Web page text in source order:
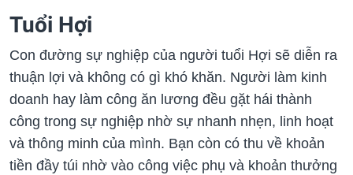
Tuổi Hợi
Con đường sự nghiệp của người tuổi Hợi sẽ diễn ra
thuận lợi và không có gì khó khăn. Người làm kinh
doanh hay làm công ăn lương đều gặt hái thành
công trong sự nghiệp nhờ sự nhanh nhẹn, linh hoạt
và thông minh của mình. Bạn còn có thu về khoản
tiền đầy túi nhờ vào công việc phụ và khoản thưởng